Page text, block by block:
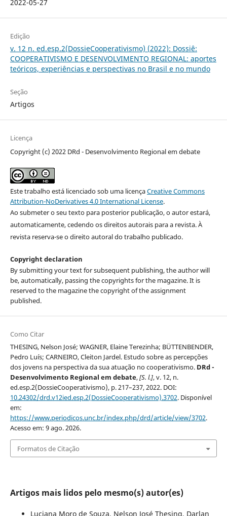
2022-05-27
Edição
v. 12 n. ed.esp.2(DossieCooperativismo) (2022): Dossiê:
COOPERATIVISMO E DESENVOLVIMENTO REGIONAL: aportes
teóricos, experiências e perspectivas no Brasil e no mundo
Seção
Artigos
Licença
Copyright (c) 2022 DRd - Desenvolvimento Regional em debate
Este trabalho está licenciado sob uma licençaCreative Commons
Attribution-NoDerivatives 4.0 International License.
Ao submeter o seu texto para posterior publicação, o autor estará,
automaticamente, cedendo os direitos autorais para a revista. À
revista reserva-se o direito autoral do trabalho publicado.
Copyright declaration
By submitting your text for subsequent publishing, the author will
be, automatically, passing the copyrights for the magazine. It is
reserved to the magazine the copyright of the assignment
published.
Como Citar
THESING, Nelson José; WAGNER, Elaine Terezinha; BÜTTENBENDER,
Pedro Luís; CARNEIRO, Cleiton Jardel. Estudo sobre as percepções
dos jovens na perspectiva da sua atuação no cooperativismo. DRd -
Desenvolvimento Regional em debate,[S. l.], v. 12, n.
ed.esp.2(DossieCooperativismo), p. 217–237, 2022. DOI:
10.24302/drd.v12ied.esp.2(DossieCooperativismo).3702. Disponível
em:
https://www.periodicos.unc.br/index.php/drd/article/view/3702.
Acesso em: 9 ago. 2026.
Formatos de Citação
Artigos mais lidos pelo mesmo(s) autor(es)
Luciana Moro de Souza, Nelson José Thesing, Darlan